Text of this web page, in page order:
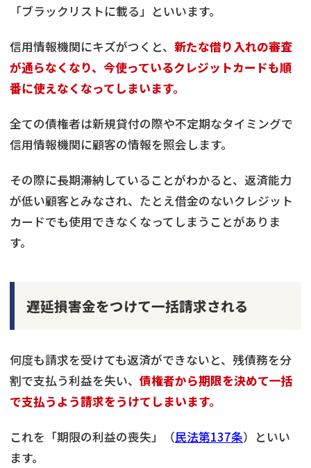
「ブラックリストに載る」といいます。
信用情報機関にキズがつくと、 新たな借り入れの審査
が通らなくなり、今使っているクレジットカードも順
番に使えなくなってしまいます。
全ての債権者は新規貸付の際や不定期なタイミングで
信用情報機関に顧客の情報を照会します。
その際に長期滞納していることがわかると、返済能力
が低い顧客とみなされ、たとえ借金のないクレジット
カードでも使用できなくなってしまうことがありま
す。
遅延損害金をつけて一括請求される
何度も請求を受けても返済ができないと、残債務を分
割で支払う利益を失い、 債権者から期限を決めて一括
で支払うよう請求をうけてしまいます。
これを「期限の利益の喪失」（民法第137条）といい
ます。